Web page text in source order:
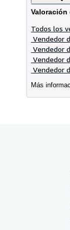
Valoración
Todos los
Vendedor
Vendedor
Vendedor
Vendedor
Más